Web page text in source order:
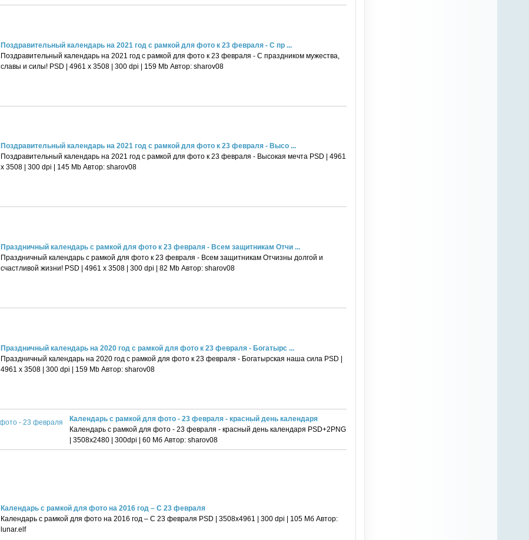
Поздравительный календарь на 2021 год с рамкой для фото к 23 февраля - С пр ...
Поздравительный календарь на 2021 год с рамкой для фото к 23 февраля - С праздником мужества,
славы и силы! PSD | 4961 х 3508 | 300 dpi | 159 Mb Автор: sharov08
Поздравительный календарь на 2021 год с рамкой для фото к 23 февраля - Высо ...
Поздравительный календарь на 2021 год с рамкой для фото к 23 февраля - Высокая мечта PSD | 4961
х 3508 | 300 dpi | 145 Mb Автор: sharov08
Праздничный календарь с рамкой для фото к 23 февраля - Всем защитникам Отчи ...
Праздничный календарь с рамкой для фото к 23 февраля - Всем защитникам Отчизны долгой и
счастливой жизни! PSD | 4961 х 3508 | 300 dpi | 82 Mb Автор: sharov08
Праздничный календарь на 2020 год с рамкой для фото к 23 февраля - Богатырс ...
Праздничный календарь на 2020 год с рамкой для фото к 23 февраля - Богатырская наша сила PSD |
4961 х 3508 | 300 dpi | 159 Mb Автор: sharov08
Календарь с рамкой для фото - 23 февраля - красный день календаря
Календарь с рамкой для фото - 23 февраля - красный день календаря PSD+2PNG
| 3508x2480 | 300dpi | 60 Мб Автор: sharov08
Календарь с рамкой для фото на 2016 год – С 23 февраля
Календарь с рамкой для фото на 2016 год – С 23 февраля PSD | 3508x4961 | 300 dpi | 105 Мб Автор:
lunar.elf